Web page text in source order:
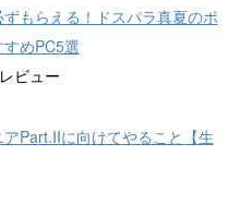
ずもらえる！ドスパラ真夏のポ
めPC5選
ビュー
アPart.IIに向けてやること【生